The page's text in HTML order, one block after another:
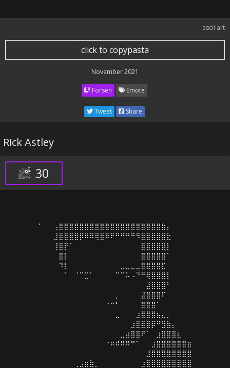
ascii art
click to copypasta
November 2021
Forsen Emote
Tweet Share
Rick Astley
30
⠁⠀⠀⢠⣿⣿⣿⣿⣿⣿⣿⣿⣿⣿⣿⣿⣿⣿⣿⣿⣿⣿⣿⣿⣷⡄⠀⠀⠀⠀
⠀⠀⠀⣸⣿⣿⣿⣿⡿⠿⠿⢿⣿⠿⠟⠛⠛⠛⠛⠻⣿⣿⣿⣿⣿⣗⠀⠀⠀⠀
⠀⠀⠀⢸⣿⡟⠁⠀⠀⠀⠀⠀⠀⠀⠀⠀⠀⠀⠀⠀⣿⣿⣿⣿⣿⡇⠀⠀⠀⠀
⠀⠀⠀⠀⣿⡇⠀⠀⠀⠀⠀⠀⠀⠀⠀⠀⠀⠀⠀⠀⣿⣿⣿⣿⣿⠁⠀⠀⠀⠀
⠀⠀⠀⠀⠹⡇⠀⠀⠀⠀⠀⠀⠀⠀⠀⠀⣀⣀⣀⣀⣿⣿⣿⣿⣏⠀⠀⠀⠀⠀
⠀⠀⠀⠀⠀⠁⠀⠈⠉⣉⠁⠀⠀⠀⠀⠉⠉⠥⠠⠙⠛⢿⣿⣿⣿⡇⠀⠀⠀⠀
⠀⠀⠀⠀⠀⠀⠀⠀⠀⠀⠀⠀⠀⠀⠀⠀⠀⠀⠀⠀⠀⣼⣿⣿⣿⠃⠀⠀⠀⠀
⠀⠀⠀⠀⠀⠀⠀⠀⠀⠀⠀⠀⠀⠀⠀⡀⠀⠀⠀⠀⣼⣿⣿⣿⠏⠀⠀⠀⠀⠀
⠀⠀⠀⠀⠀⠀⠀⠀⠀⠀⠀⠀⠀⠐⠒⠃⠀⠀⠀⠀⣿⣿⣿⠁⠀⠀⠀⠀⠀⠀
⠀⠀⠀⠀⠀⠀⠀⠀⠀⠀⠀⠀⠀⠀⠀⣀⠀⠀⠀⣰⣿⣿⣿⣦⣄⡀⠀⠀⠀⠀
⠀⠀⠀⠀⠀⠀⠀⠀⠀⠀⠀⠀⠀⠀⠀⠀⠀⠀⣰⣿⣿⣿⡿⠛⣻⣷⡄⠀⠀⠀
⠀⠀⠀⠀⠀⠀⠀⠀⠀⠀⠀⠀⠀⠀⠀⠀⣀⣴⣿⣿⠟⠁⠀⣰⣿⣿⣿⣆⠀⠀
⠀⠀⠀⠀⠀⠀⠀⠀⠀⠀⠀⠀⠀⠐⠶⠾⠿⠿⠛⠁⠀⠀⣰⣿⣿⣿⣿⣿⣿⣶
⠀⠀⠀⠀⠀⠀⠀⠀⠀⠀⠀⠀⠀⠀⠀⠀⠀⠀⠀⠀⠀⣸⣿⣿⣿⣿⣿⣿⣿⣿
⠀⠀⠀⠀⠀⠀⠀⢀⣠⣶⣷⡀⠀⠀⠀⠀⠀⠀⠀⠀⣰⣿⣿⣿⣿⣿⣿⣿⣿⣿